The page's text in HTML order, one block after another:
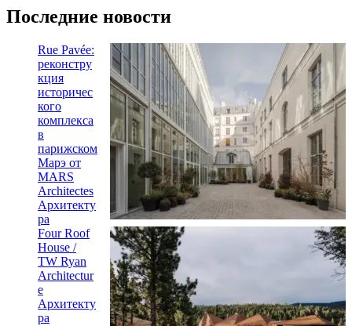
Последние новости
Rue Pavée:
реконстру
кция
историчес
кого
комплекса
в
парижском
Марэ от
MARS
Architectes
Архитекту
ра
Four Roof
House /
TW Ryan
Architectur
e
Архитекту
ра